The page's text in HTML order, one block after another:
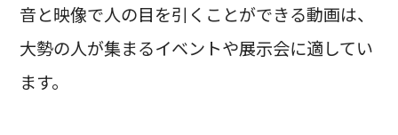
音と映像で人の目を引くことができる動画は、
大勢の人が集まるイベントや展示会に適してい
ます。